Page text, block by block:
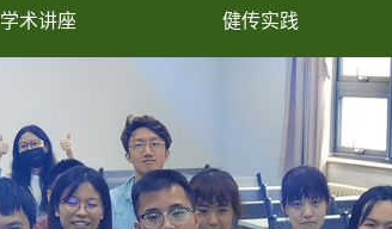
学术讲座 健传实践